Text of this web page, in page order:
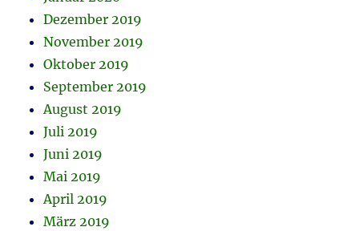
Dezember 2019
November 2019
Oktober 2019
September 2019
August 2019
Juli 2019
Juni 2019
Mai 2019
April 2019
März 2019